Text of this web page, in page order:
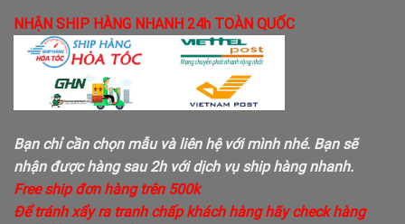
NHẬN SHIP HÀNG NHANH 24h TOÀN QUỐC
Bạn chỉ cần chọn mẫu và liên hệ với mình nhé. Bạn sẽ
nhận được hàng sau 2h với dịch vụ ship hàng nhanh.
Free ship đơn hàng trên 500k
Để tránh xẩy ra tranh chấp khách hàng hãy check hàng